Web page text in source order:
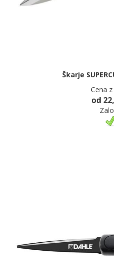
Škarje
Cena
od